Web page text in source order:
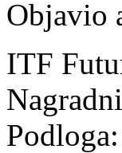
Objavio
ITF
Podloga: